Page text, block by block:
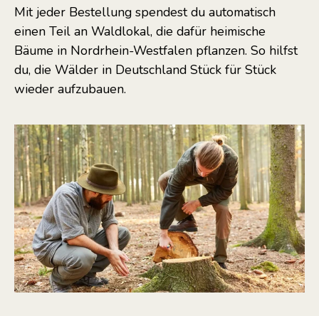
Mit jeder Bestellung spendest du automatisch
einen Teil an Waldlokal, die dafür heimische
Bäume in Nordrhein-Westfalen pflanzen. So hilfst
du, die Wälder in Deutschland Stück für Stück
wieder aufzubauen.